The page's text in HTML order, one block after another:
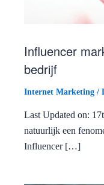
Influencer
bedrijf
Internet Marketing /
Last Updated on:
natuurlijk een
Influencer […]